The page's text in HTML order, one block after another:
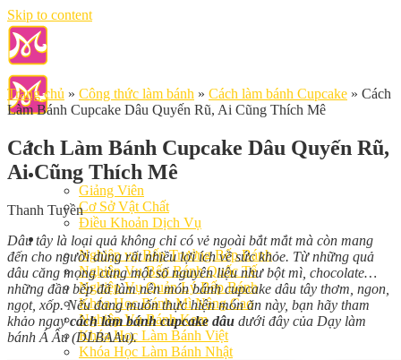
Skip to content
Giới Thiệu
Giảng Viên
Cơ Sở Vật Chất
Điều Khoản Dịch Vụ
Học Làm Bánh
Nghiệp vụ Bếp Trưởng Bếp Bánh
Nghiệp Vụ Bếp Bánh Quốc Tế
Nghiệp Vụ Quản Lý Bếp Bánh
Khóa Học Bánh Mì Nâng Cao
Nghiệp Vụ Bánh Kem
Khóa Học Làm Bánh Việt
Khóa Học Làm Bánh Nhật
Trang chủ » Công thức làm bánh » Cách làm bánh Cupcake » Cách
Làm Bánh Cupcake Dâu Quyến Rũ, Ai Cũng Thích Mê
Cách Làm Bánh Cupcake Dâu Quyến Rũ,
Ai Cũng Thích Mê
Thanh Tuyền
Dâu tây là loại quả không chỉ có vẻ ngoài bắt mắt mà còn mang
đến cho người dùng rất nhiều lợi ích về sức khỏe. Từ những quả
dâu căng mọng cùng một số nguyên liệu như bột mì, chocolate…
những đầu bếp đã làm nên món bánh cupcake dâu tây thơm, ngon,
ngọt, xốp. Nếu đang muốn thực hiện món ăn này, bạn hãy tham
khảo ngaycách làm bánh cupcake dâu dưới đây của Dạy làm
bánh Á Âu (DLBAAu).